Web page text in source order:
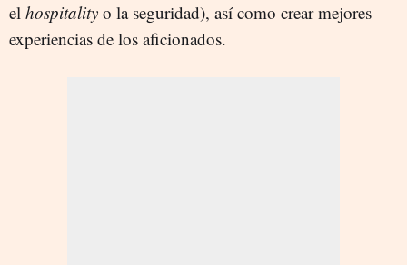
el hospitality o la seguridad), así como crear mejores
experiencias de los aficionados.